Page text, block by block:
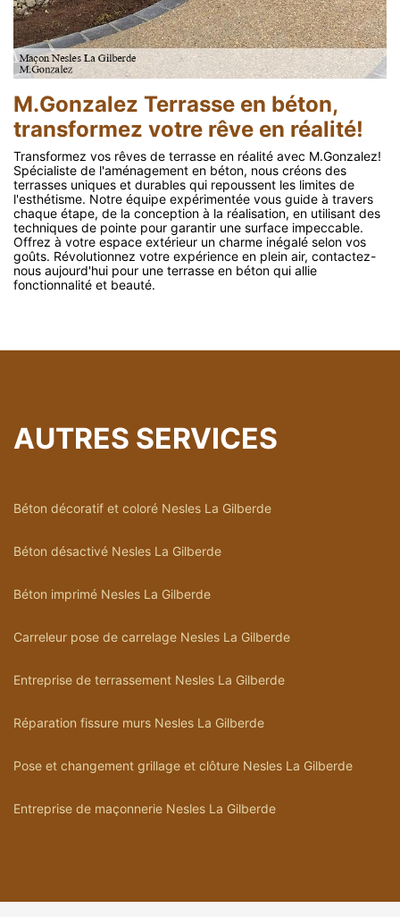
M.Gonzalez Terrasse en béton,
transformez votre rêve en réalité!
Transformez vos rêves de terrasse en réalité avec M.Gonzalez!
Spécialiste de l'aménagement en béton, nous créons des
terrasses uniques et durables qui repoussent les limites de
l'esthétisme. Notre équipe expérimentée vous guide à travers
chaque étape, de la conception à la réalisation, en utilisant des
techniques de pointe pour garantir une surface impeccable.
Offrez à votre espace extérieur un charme inégalé selon vos
goûts. Révolutionnez votre expérience en plein air, contactez-
nous aujourd'hui pour une terrasse en béton qui allie
fonctionnalité et beauté.
AUTRES SERVICES
Béton décoratif et coloré Nesles La Gilberde
Béton désactivé Nesles La Gilberde
Béton imprimé Nesles La Gilberde
Carreleur pose de carrelage Nesles La Gilberde
Entreprise de terrassement Nesles La Gilberde
Réparation fissure murs Nesles La Gilberde
Pose et changement grillage et clôture Nesles La Gilberde
Entreprise de maçonnerie Nesles La Gilberde